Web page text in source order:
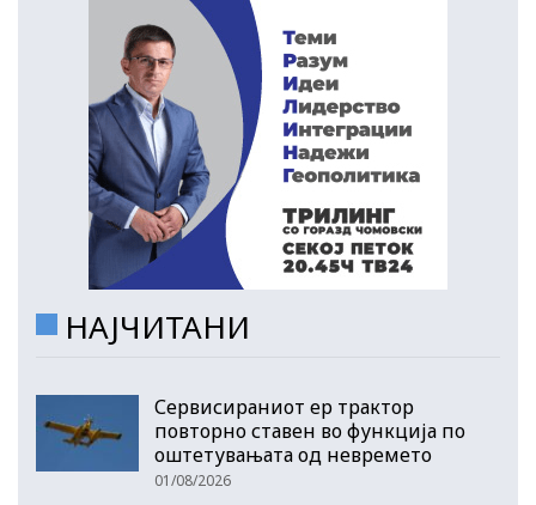
НАЈЧИТАНИ
Сервисираниот ер трактор
повторно ставен во функција по
оштетувањата од невремето
01/08/2026